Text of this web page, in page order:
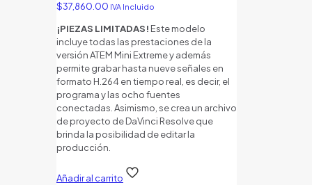
$37,860.00 IVA Incluido
¡PIEZAS LIMITADAS! Este modelo
incluye todas las prestaciones de la
versión ATEM Mini Extreme y además
permite grabar hasta nueve señales en
formato H.264 en tiempo real, es decir, el
programa y las ocho fuentes
conectadas. Asimismo, se crea un archivo
de proyecto de DaVinci Resolve que
brinda la posibilidad de editar la
producción.
Añadir al carrito